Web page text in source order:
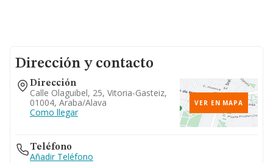
Dirección y contacto
Dirección
Calle Olaguibel, 25, Vitoria-Gasteiz,
01004, Araba/alava
Como llegar
VER EN MAPA
Teléfono
Añadir Teléfono